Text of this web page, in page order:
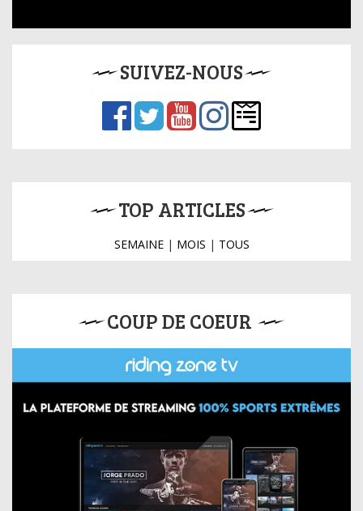
SUIVEZ-NOUS
TOP ARTICLES
SEMAINE| MOIS | TOUS
COUP DE COEUR